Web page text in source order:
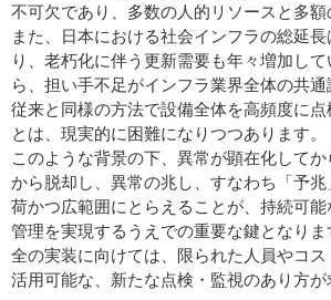
不可欠であり、多数の人的リソースと多額
また、日本における社会インフラの総延
り、老朽化に伴う更新需要も年々増加し
ら、担い手不足がインフラ業界全体の共通
従来と同様の方法で設備全体を高頻度に
とは、現実的に困難になりつつあります。
このような背景の下、異常が顕在化して
から脱却し、異常の兆し、すなわち「予
荷かつ広範囲にとらえることが、持続可
管理を実現するうえでの重要な鍵となり
全の実装に向けては、限られた人員やコ
活用可能な、新たな点検・監視のあり方が